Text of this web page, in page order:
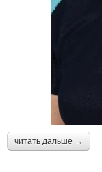
читать дальше →